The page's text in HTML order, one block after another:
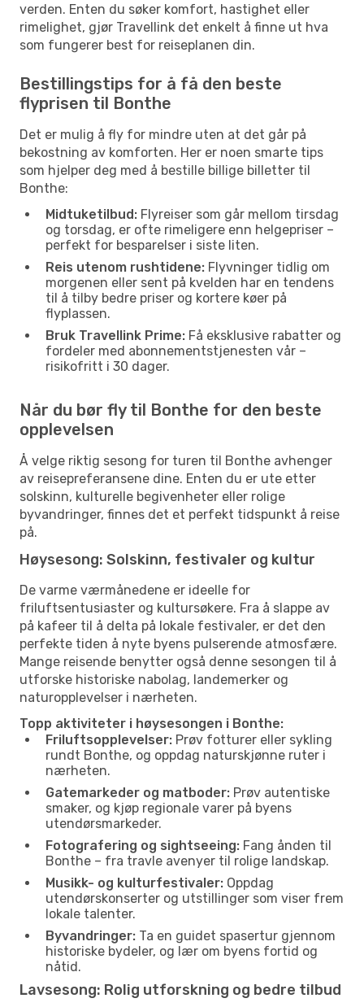
verden. Enten du søker komfort, hastighet eller
rimelighet, gjør Travellink det enkelt å finne ut hva
som fungerer best for reiseplanen din.
Bestillingstips for å få den beste
flyprisen til Bonthe
Det er mulig å fly for mindre uten at det går på
bekostning av komforten. Her er noen smarte tips
som hjelper deg med å bestille billige billetter til
Bonthe:
Midtuketilbud: Flyreiser som går mellom tirsdag
og torsdag, er ofte rimeligere enn helgepriser –
perfekt for besparelser i siste liten.
Reis utenom rushtidene: Flyvninger tidlig om
morgenen eller sent på kvelden har en tendens
til å tilby bedre priser og kortere køer på
flyplassen.
Bruk Travellink Prime: Få eksklusive rabatter og
fordeler med abonnementstjenesten vår –
risikofritt i 30 dager.
Når du bør fly til Bonthe for den beste
opplevelsen
Å velge riktig sesong for turen til Bonthe avhenger
av reisepreferansene dine. Enten du er ute etter
solskinn, kulturelle begivenheter eller rolige
byvandringer, finnes det et perfekt tidspunkt å reise
på.
Høysesong: Solskinn, festivaler og kultur
De varme værmånedene er ideelle for
friluftsentusiaster og kultursøkere. Fra å slappe av
på kafeer til å delta på lokale festivaler, er det den
perfekte tiden å nyte byens pulserende atmosfære.
Mange reisende benytter også denne sesongen til å
utforske historiske nabolag, landemerker og
naturopplevelser i nærheten.
Topp aktiviteter i høysesongen i Bonthe:
Friluftsopplevelser: Prøv fotturer eller sykling
rundt Bonthe, og oppdag naturskjønne ruter i
nærheten.
Gatemarkeder og matboder: Prøv autentiske
smaker, og kjøp regionale varer på byens
utendørsmarkeder.
Fotografering og sightseeing: Fang ånden til
Bonthe – fra travle avenyer til rolige landskap.
Musikk- og kulturfestivaler: Oppdag
utendørskonserter og utstillinger som viser frem
lokale talenter.
Byvandringer: Ta en guidet spasertur gjennom
historiske bydeler, og lær om byens fortid og
nåtid.
Lavsesong: Rolig utforskning og bedre tilbud